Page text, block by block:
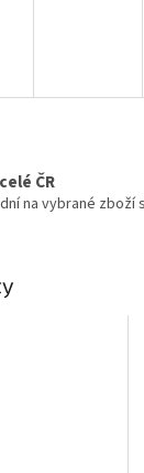
ČR
na vybrané zboží